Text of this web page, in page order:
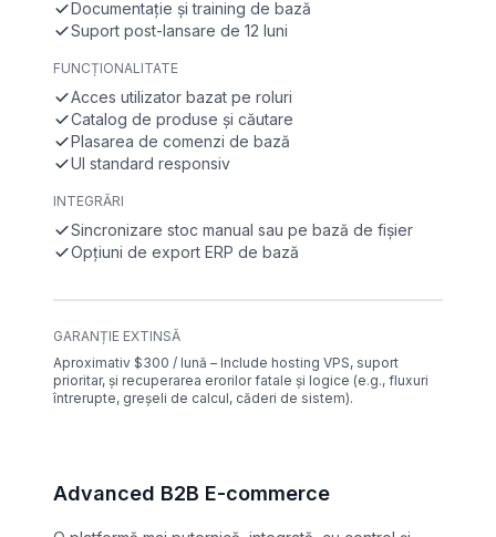
Documentație și training de bază
Suport post-lansare de 12 luni
FUNCȚIONALITATE
Acces utilizator bazat pe roluri
Catalog de produse și căutare
Plasarea de comenzi de bază
UI standard responsiv
INTEGRĂRI
Sincronizare stoc manual sau pe bază de fișier
Opțiuni de export ERP de bază
GARANȚIE EXTINSĂ
Aproximativ $300 / lună – Include hosting VPS, suport
prioritar, și recuperarea erorilor fatale și logice (e.g., fluxuri
întrerupte, greșeli de calcul, căderi de sistem).
Advanced B2B E-commerce